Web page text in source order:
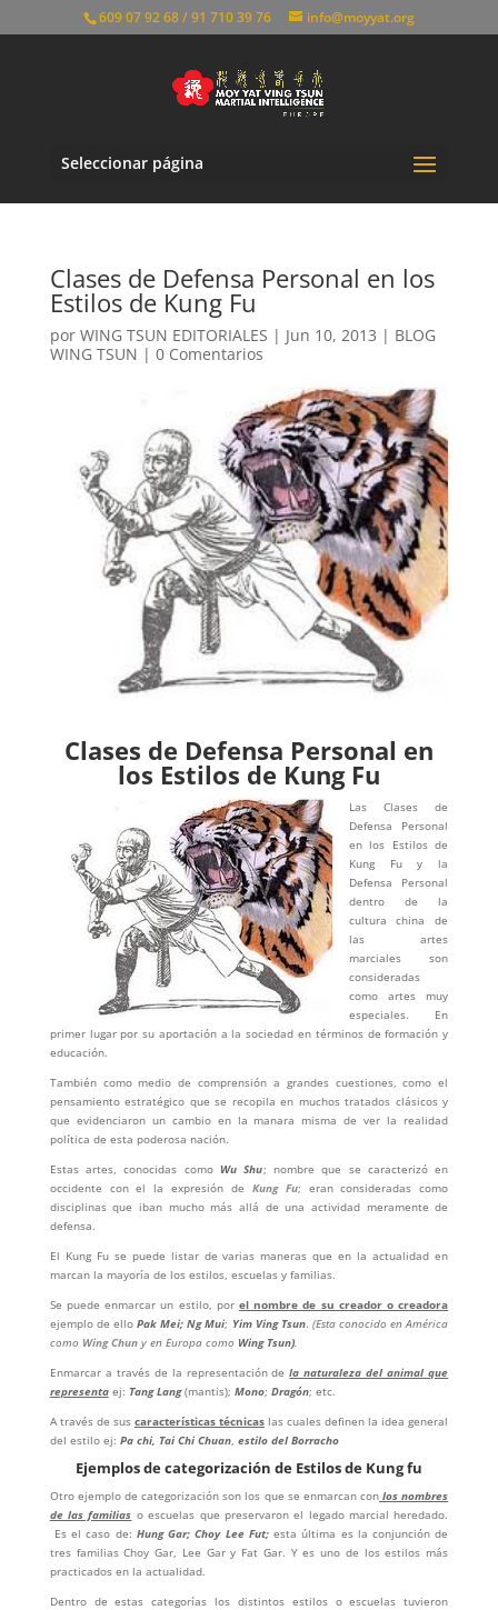
609 07 92 68 / 91 710 39 76 info@moyyat.org
Seleccionar página
Clases de Defensa Personal en los
Estilos de Kung Fu
por WING TSUN EDITORIALES | Jun 10, 2013 | BLOG
WING TSUN | 0 Comentarios
Clases de Defensa Personal en
los Estilos de Kung Fu
Las Clases de
Defensa Personal
en los Estilos de
Kung Fu y la
Defensa Personal
dentro de la
cultura china de
las artes
marciales son
consideradas
como artes muy
especiales. En
primer lugar por su aportación a la sociedad en términos de formación y
educación.
También como medio de comprensión a grandes cuestiones, como el
pensamiento estratégico que se recopila en muchos tratados clásicos y
que evidenciaron un cambio en la manara misma de ver la realidad
política de esta poderosa nación.
Estas artes, conocidas como Wu Shu; nombre que se caracterizó en
occidente con el la expresión de Kung Fu; eran consideradas como
disciplinas que iban mucho más allá de una actividad meramente de
defensa.
El Kung Fu se puede listar de varias maneras que en la actualidad en
marcan la mayoría de los estilos, escuelas y familias.
Se puede enmarcar un estilo, por el nombre de su creador o creadora
ejemplo de elloPak Mei; Ng Mui; Yim Ving Tsun. (Esta conocido en América
como Wing Chuny en Europa como Wing Tsun).
Enmarcar a través de la representación dela naturaleza del animal que
representaej: Tang Lang(mantis); Mono; Dragón; etc.
A través de sus características técnicas las cuales definen la idea general
del estilo ej: Pa chi, Tai Chi Chuan, estilo del Borracho
Ejemplos de categorización de Estilos de Kung fu
Otro ejemplo de categorización son los que se enmarcan conlos nombres
de las familias o escuelas que preservaron el legado marcial heredado.
Es el caso de: Hung Gar; Choy Lee Fut;esta última es la conjunción de
tres familias Choy Gar, Lee Gar y Fat Gar. Y es uno de los estilos más
practicados en la actualidad.
Dentro de estas categorías los distintos estilos o escuelas tuvieron